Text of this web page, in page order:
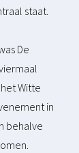
staat.
De
Witte
in
behalve